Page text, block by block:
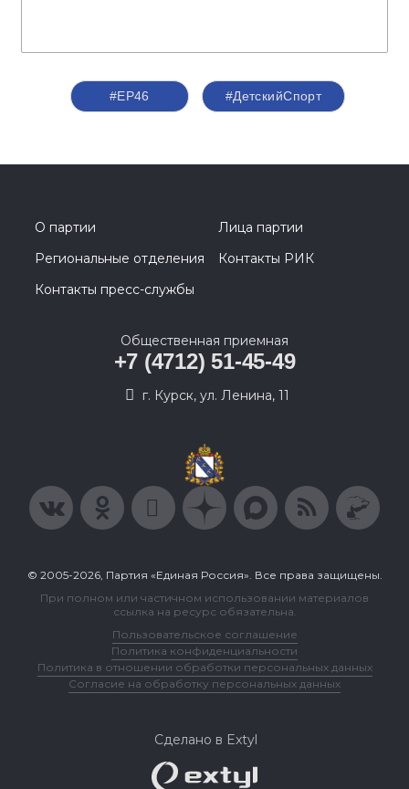
#ЕР46 #ДетскийСпорт
О партии
Лица партии
Региональные отделения
Контакты РИК
Контакты пресс-службы
Общественная приемная
+7 (4712) 51-45-49
г. Курск, ул. Ленина, 11
© 2005-2026, Партия «Единая Россия». Все права защищены.
При полном или частичном использовании материалов
ссылка на ресурс обязательна.
Пользовательское соглашение
Политика конфиденциальности
Политика в отношении обработки персональных данных
Согласие на обработку персональных данных
Сделано в Extyl